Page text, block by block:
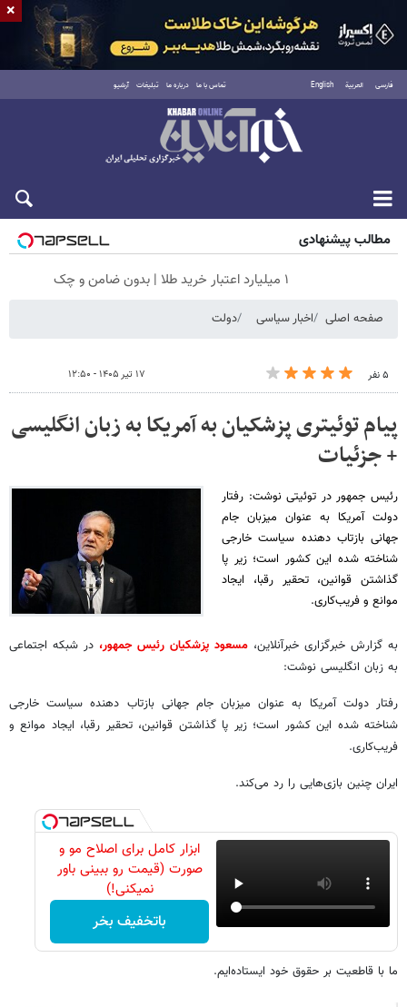
فارسی العربية English تماس با ما درباره ما تبلیغات آرشیو
جمعه ۱۶ مرداد ۱۴۰۵
مطالب پیشنهادی
۱ میلیارد اعتبار خرید طلا | بدون ضامن و چک
صفحه اصلی اخبار سیاسی دولت
۵ نفر ۱۷ تیر ۱۴۰۵ - ۱۲:۵۰
پیام توئیتری پزشکیان به آمریکا به زبان انگلیسی
+ جزئیات
رئیس جمهور در توئیتی نوشت: رفتار
دولت آمریکا به عنوان میزبان جام
جهانی بازتاب‌ دهنده سیاست خارجی
شناخته شده این کشور است؛ زیر پا
گذاشتن قوانین، تحقیر رقبا، ایجاد
موانع و فریب‌کاری.
به گزارش خبرگزاری خبرآنلاین، مسعود پزشکیان رئیس جمهور، در شبکه اجتماعی
به زبان انگلیسی نوشت:
رفتار دولت آمریکا به عنوان میزبان جام جهانی بازتاب‌ دهنده سیاست خارجی
شناخته شده این کشور است؛ زیر پا گذاشتن قوانین، تحقیر رقبا، ایجاد موانع و
فریب‌کاری.
ایران چنین بازی‌هایی را رد می‌کند.
ابزار کامل برای اصلاح مو و
صورت (قیمت رو ببینی باور
نمیکنی!)
باتخفیف بخر
ما با قاطعیت بر حقوق خود ایستاده‌ایم.
×